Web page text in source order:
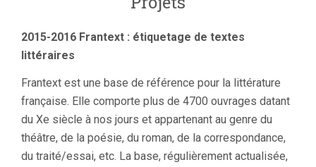
2015-2016 Frantext : étiquetage de textes
littéraires
Frantext est une base de référence pour la littérature
française. Elle comporte plus de 4700 ouvrages datant
du Xe siècle à nos jours et appartenant au genre du
théâtre, de la poésie, du roman, de la correspondance,
du traité/essai, etc. La base, régulièrement actualisée,